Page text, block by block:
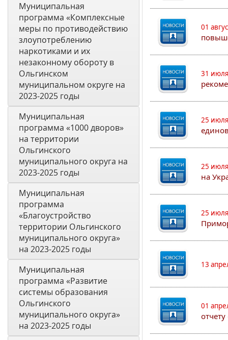
Муниципальная
программа «Комплексные
меры по противодействию
злоупотреблению
наркотиками и их
незаконному обороту в
Ольгинском
муниципальном округе на
2023-2025 годы
Муниципальная
программа «1000 дворов»
на территории
Ольгинского
муниципального округа на
2023-2025 годы
Муниципальная
программа
«Благоустройство
территории Ольгинского
муниципального округа»
на 2023-2025 годы
Муниципальная
программа «Развитие
системы образования
Ольгинского
муниципального округа»
на 2023-2025 годы
01
31
25
25
на
25
13
01